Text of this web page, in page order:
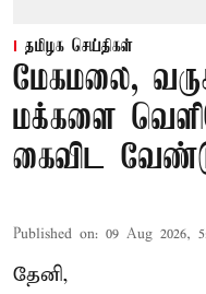
தமிழக செய்திகள்
மேகமலை,
மக்களை
கைவிட
Published on: 09 Aug 2026,
தேனி,